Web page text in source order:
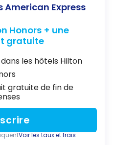
American Express
Honors + une
gratuite
les hôtels Hilton
gratuite de fin de
Voir les taux et frais